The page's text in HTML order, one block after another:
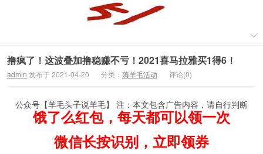
撸疯了！这波叠加撸稳赚不亏！2021喜马拉雅买1得6！
admin 发布于 2021-04-20 分类： 薅羊毛活动 评论(0)
公众号【羊毛头子说羊毛】 注：本文包含广告内容，请自行判断
饿了么红包，每天都可以领一次
微信长按识别，立即领券